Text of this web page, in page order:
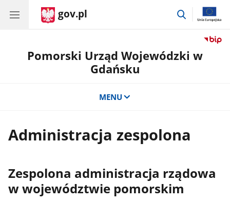
gov.pl
przejdź
Pomorski Urząd Wojewódzki w
Gdańsku
MENU
Administracja zespolona
Zespolona administracja rządowa
w województwie pomorskim